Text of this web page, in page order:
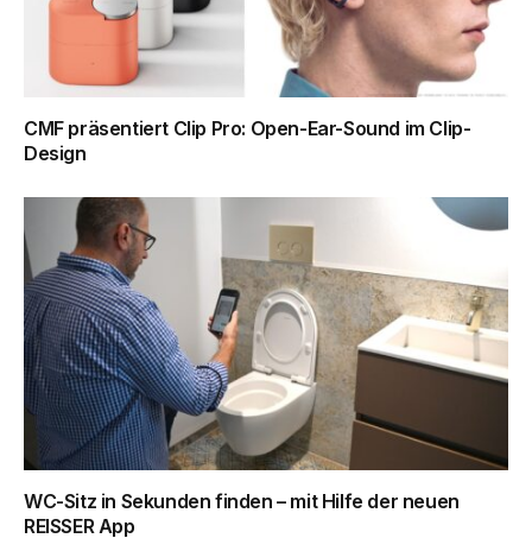
CMF präsentiert Clip Pro: Open-Ear-Sound im Clip-
Design
WC-Sitz in Sekunden finden – mit Hilfe der neuen
REISSER App